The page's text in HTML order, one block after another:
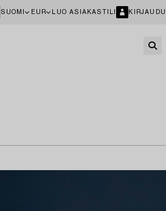
SUOMI EUR LUO ASIAKASTILI KIRJAUDU